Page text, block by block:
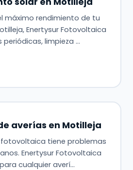
máximo rendimiento de tu
Enertysur Fotovoltaica
periódicas, limpieza …
averías en Motilleja
tiene problemas
Enertysur Fotovoltaica
cualquier averí…